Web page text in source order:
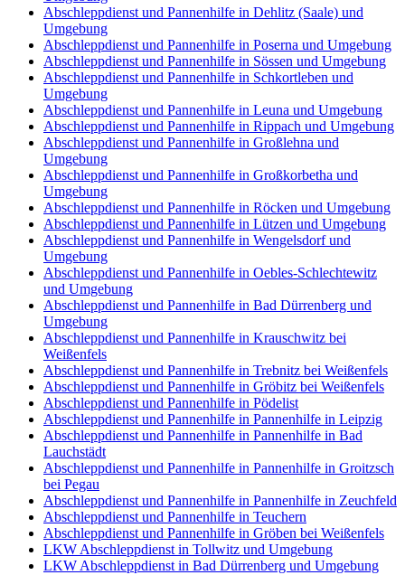
Abschleppdienst und Pannenhilfe in Dehlitz (Saale) und
Umgebung
Abschleppdienst und Pannenhilfe in Poserna und Umgebung
Abschleppdienst und Pannenhilfe in Sössen und Umgebung
Abschleppdienst und Pannenhilfe in Schkortleben und
Umgebung
Abschleppdienst und Pannenhilfe in Leuna und Umgebung
Abschleppdienst und Pannenhilfe in Rippach und Umgebung
Abschleppdienst und Pannenhilfe in Großlehna und
Umgebung
Abschleppdienst und Pannenhilfe in Großkorbetha und
Umgebung
Abschleppdienst und Pannenhilfe in Röcken und Umgebung
Abschleppdienst und Pannenhilfe in Lützen und Umgebung
Abschleppdienst und Pannenhilfe in Wengelsdorf und
Umgebung
Abschleppdienst und Pannenhilfe in Oebles-Schlechtewitz
und Umgebung
Abschleppdienst und Pannenhilfe in Bad Dürrenberg und
Umgebung
Abschleppdienst und Pannenhilfe in Krauschwitz bei
Weißenfels
Abschleppdienst und Pannenhilfe in Trebnitz bei Weißenfels
Abschleppdienst und Pannenhilfe in Gröbitz bei Weißenfels
Abschleppdienst und Pannenhilfe in Pödelist
Abschleppdienst und Pannenhilfe in Pannenhilfe in Leipzig
Abschleppdienst und Pannenhilfe in Pannenhilfe in Bad
Lauchstädt
Abschleppdienst und Pannenhilfe in Pannenhilfe in Groitzsch
bei Pegau
Abschleppdienst und Pannenhilfe in Pannenhilfe in Zeuchfeld
Abschleppdienst und Pannenhilfe in Teuchern
Abschleppdienst und Pannenhilfe in Gröben bei Weißenfels
LKW Abschleppdienst in Tollwitz und Umgebung
LKW Abschleppdienst in Bad Dürrenberg und Umgebung